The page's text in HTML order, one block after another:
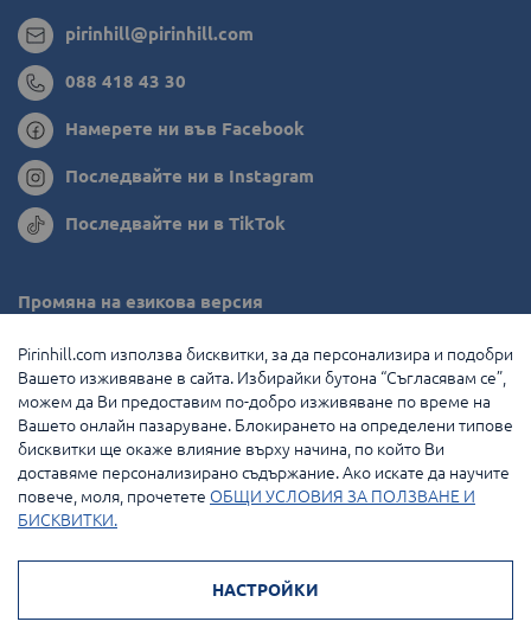
pirinhill@pirinhill.com
088 418 43 30
Намерете ни във Facebook
Последвайте ни в Instagram
Последвайте ни в TikTok
Промяна на езикова версия
Румъния
Гърция
Нидерландия
Франция
Начини на плащане:
Pirinhill.com използва бисквитки, за да персонализира и подобри
Вашето изживяване в сайта. Избирайки бутона “Съгласявам се”,
можем да Ви предоставим по-добро изживяване по време на
Вашето онлайн пазаруване. Блокирането на определени типове
бисквитки ще окаже влияние върху начина, по който Ви
доставяме персонализирано съдържание. Ако искате да научите
повече, моля, прочетете ОБЩИ УСЛОВИЯ ЗА ПОЛЗВАНЕ И
БИСКВИТКИ.
НАСТРОЙКИ